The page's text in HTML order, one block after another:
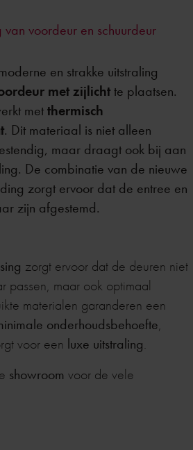
van voordeur en schuurdeur
en strakke uitstraling
met zijlichtte plaatsen.
metthermisch
. Dit materiaal is niet alleen
maar draagt ook bij aan
De combinatie van de nieuwe
zorgt ervoor dat de entree en
zijn afgestemd.
zorgt ervoor dat de deuren niet
passen, maar ook optimaal
materialen garanderen een
onderhoudsbehoefte,
voor een luxe uitstraling.
showroom voor de vele